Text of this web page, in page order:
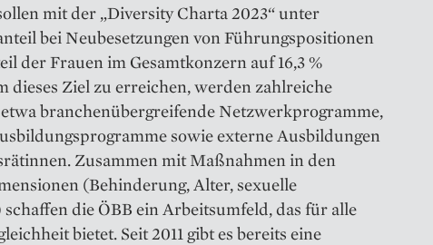
mit der „Diversity Charta 2023“ unter
bei Neubesetzungen von Führungspositionen
der Frauen im Gesamtkonzern auf 16,3 %
dieses Ziel zu erreichen, werden zahlreiche
branchenübergreifende Netzwerkprogramme,
sowie externe Ausbildungen
Zusammen mit Maßnahmen in den
(Behinderung, Alter, sexuelle
die ÖBB ein Arbeitsumfeld, das für alle
bietet. Seit 2011 gibt es bereits eine